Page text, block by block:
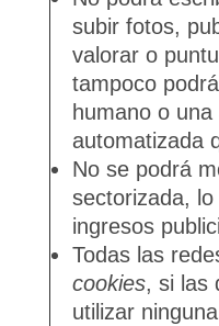
subir fotos,
valorar o
tampoco
humano o una
automatizada
No se podrá
sectorizada,
ingresos
Todas las
cookies, si las
utilizar